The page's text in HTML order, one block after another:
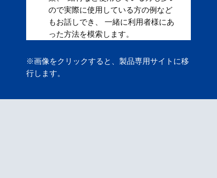
ので実際に使用している方の例など
もお話しでき、 一緒に利用者様にあ
った方法を模索します。
※画像をクリックすると、製品専用サイトに移
行します。